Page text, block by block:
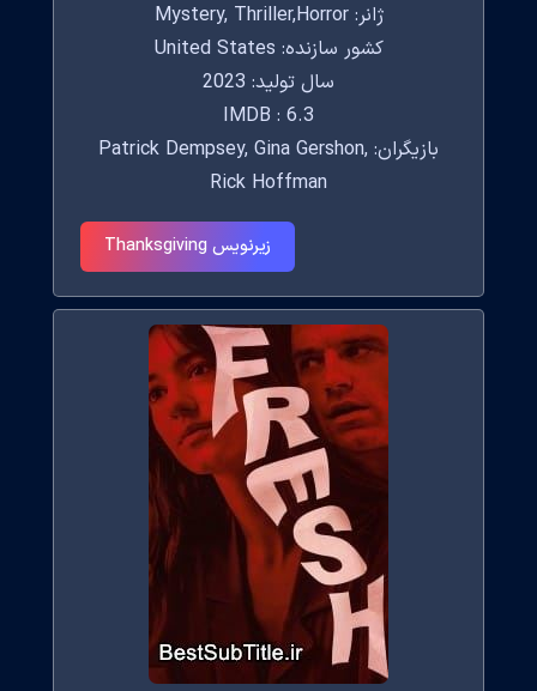
ژانر: Mystery, Thriller,Horror
کشور سازنده: United States
سال تولید: 2023
IMDB : 6.3
بازیگران: Patrick Dempsey, Gina Gershon,
Rick Hoffman
زیرنویس Thanksgiving